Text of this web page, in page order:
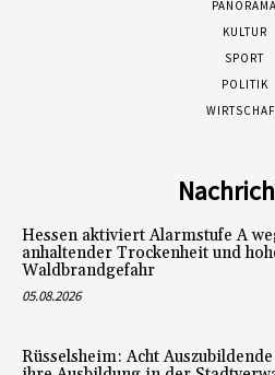
PANORAMA
KULTUR
SPORT
POLITIK
Hessen aktiviert Alarmstufe A
anhaltender Trockenheit und
Waldbrandgefahr
05.08.2026
Rüsselsheim: Acht